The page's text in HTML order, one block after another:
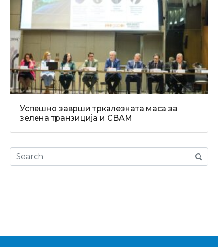
Успешно заврши тркалезната маса за
зелена транзиција и CBAM